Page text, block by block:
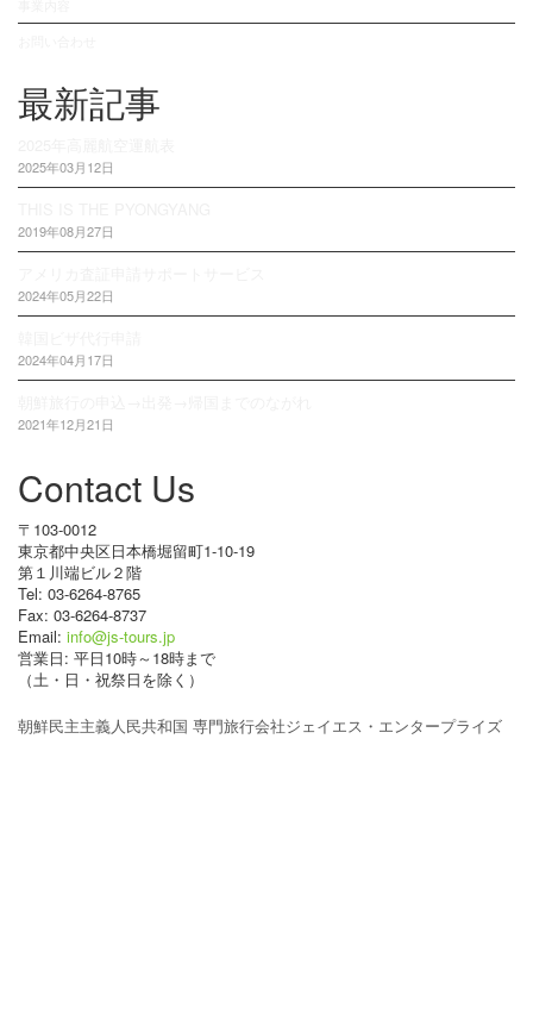
最新記事
2025年03月12日
2019年08月27日
2024年05月22日
2024年04月17日
2021年12月21日
Contact Us
〒103-0012
東京都中央区日本橋堀留町1-10-19
第１川端ビル２階
Tel: 03-6264-8765
Fax: 03-6264-8737
Email: info@js-tours.jp
営業日: 平日10時～18時まで
（土・日・祝祭日を除く）
朝鮮民主主義人民共和国 専門旅行会社ジェイエス・エンタープライズ